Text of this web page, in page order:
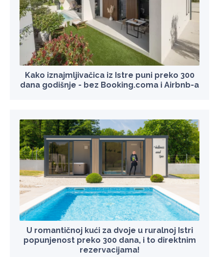
Kako iznajmljivačica iz Istre puni preko 300
dana godišnje - bez Booking.coma i Airbnb-a
U romantičnoj kući za dvoje u ruralnoj Istri
popunjenost preko 300 dana, i to direktnim
rezervacijama!